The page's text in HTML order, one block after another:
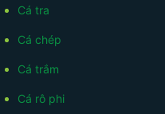
Cá tra
Cá chép
Cá trắm
Cá rô phi